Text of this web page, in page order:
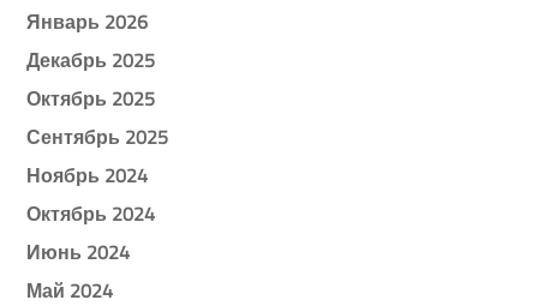
Январь 2026
Декабрь 2025
Октябрь 2025
Сентябрь 2025
Ноябрь 2024
Октябрь 2024
Июнь 2024
Май 2024